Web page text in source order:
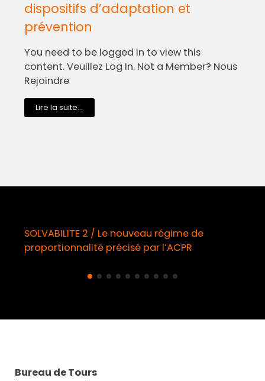
dispositifs d’adaptation et
prévention
You need to be logged in to view this
content. Veuillez Log In. Not a Member? Nous
Rejoindre
Lire la suite...
régime de
Démarchage téléphonique /
obligatoire à compter du 11
Bureau de Tours